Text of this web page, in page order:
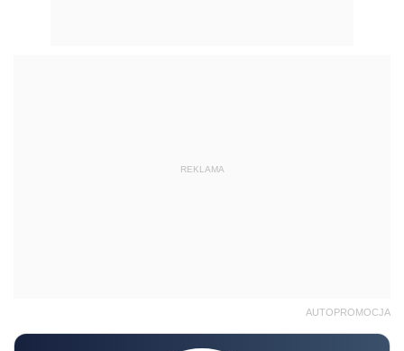
REKLAMA
AUTOPROMOCJA